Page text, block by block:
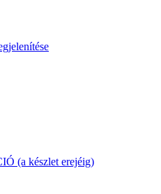
(a készlet erejéig)